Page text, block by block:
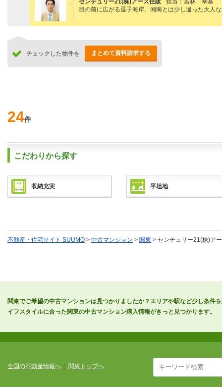
センチュリー21(株)アース住販
担当：若林 幸基
目の前に広がる逗子海岸。湘南とは少し違った大人
チェックした物件を まとめて資料請求する
24件
こだわりから探す
収納充実 平坦地
不動産・住宅サイト SUUMO > 中古マンション > 関東 > センチュリー21(株)ア
関東でご希望の中古マンションは見つかりましたか？エリアや駅など少し条件
イフスタイルに合った関東の中古マンション購入情報がきっと見つかります。
全国の不動産情報へ 関東トップへ